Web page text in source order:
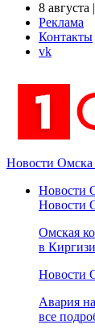
8 августа
Реклама
Контакты
vk
Новости Омска
Новости
Новости
Омская
в
Новости
Авария
все